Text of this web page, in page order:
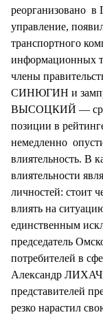
реорганизовано в
управление,
транспортного
информационных
члены
СИНЮГИН и
ВЫСОЦКИЙ —
позиции в
немедленно
влиятельность. В
влиятельности
личностей: стоит
влиять на
единственным
председатель
потребителей в
Александр
представителей
резко нарастил